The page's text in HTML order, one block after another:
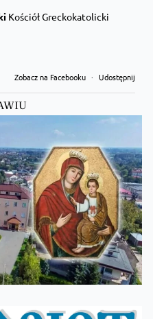
Kościół Greckokatolicki
Zobacz na Facebooku · Udostępnij
Kościół Greckokatolicki
Zobacz na Facebooku · Udostępnij